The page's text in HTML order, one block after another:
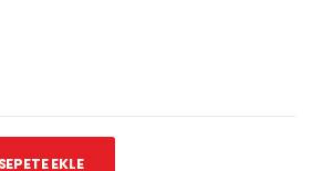
SEPETE EKLE